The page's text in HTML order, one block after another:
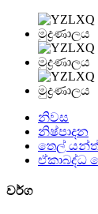
නිවස
නිෂ්පාදන
තෙල්
ඒකාබද්ධ
වර්ග